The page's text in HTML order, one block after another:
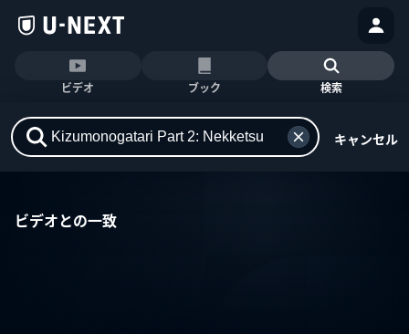
ビデオ ブック 検索
キャンセル
ビデオとの一致